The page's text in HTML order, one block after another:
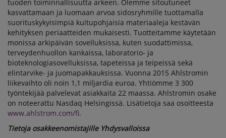
tuoden toiminnallisuutta arkeen. Olemme sitoutuneet
kasvattamaan ja luomaan arvoa sidosryhmille tuottamalla
suorituskykyisimpiä kuitupohjaisia materiaaleja kestävän
kehityksen periaatteiden mukaisesti. Tuotteitamme käytetään
monissa arkipäivän sovelluksissa, kuten suodattimissa,
terveydenhuollon kankaissa, laboratorio- ja
bioteknologiasovelluksissa, tapeteissa ja teipeissä sekä
elintarvike- ja juomapakkauksissa. Vuonna 2015 Ahlstromin
liikevaihto oli noin 1,1 miljardia euroa. Yhtiömme 3 300
työntekijää palvelevat asiakkaita 22 maassa. Ahlstromin osake
on noteerattu Nasdaq Helsingissä. Lisätietoja saa osoitteesta
www.ahlstrom.com/fi.
Tietoja osakkeenomistajille Yhdysvalloissa